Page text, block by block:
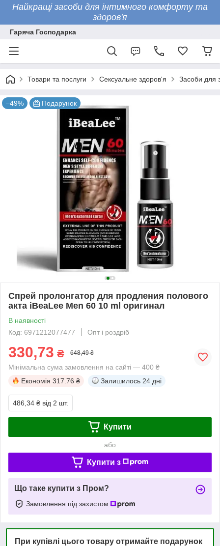
Найкращі засоби для інтимного комфорту та
здоров'я
Гаряча Господарка
Товари та послуги Сексуальне здоров'я Засоби для
–49% Подарунок
Спрей пролонгатор для продления полового
акта iBeaLee Men 60 10 ml оригинал
В наявності
Код: 6971212077477
Опт і роздріб
330,73 ₴ 648,49 ₴
Мінімальна сума замовлення на сайті — 400 ₴
Економія 317.76 ₴ Залишилось 24 дні
486,34 ₴ від 2 шт.
Купити
або
Купити з
Що таке купити з Пром?
Замовлення під захистом
При купівлі цього товару отримайте подарунок